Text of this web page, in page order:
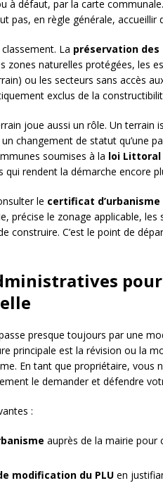
à défaut, par la carte
pas, en règle générale, accueillir
La préservation
zones naturelles protégées, les
ou les secteurs sans accès
exclus de la
joue aussi un rôle. Un terrain
changement de statut qu’une
soumises à la loi Littoral
rendent la démarche encore
le certificat d’urbanisme
précise le zonage applicable, les
construire. C’est le point de
presque toujours par une
principale est la révision ou la
En tant que propriétaire, vous
le demander et défendre
:
auprès de la mairie pour
modification du PLU en